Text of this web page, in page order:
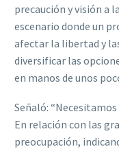
precaución y visión a
escenario donde un
afectar la libertad y
diversificar las
en manos de unos
Señaló:
En relación con las
preocupación,